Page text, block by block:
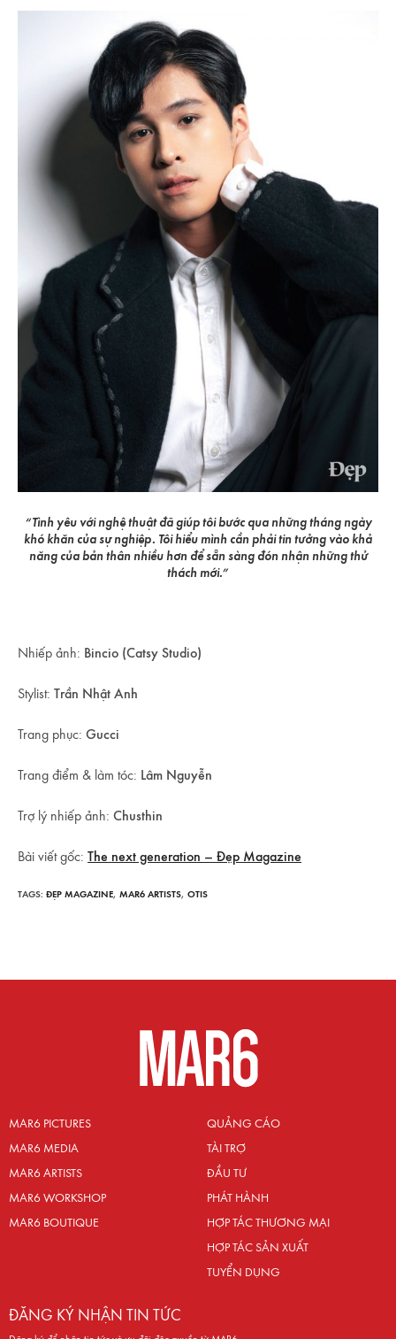
“Tình yêu với nghệ thuật đã giúp tôi bước qua những tháng ngày
khó khăn của sự nghiệp. Tôi hiểu mình cần phải tin tưởng vào khả
năng của bản thân nhiều hơn để sẵn sàng đón nhận những thử
thách mới.”
Nhiếp ảnh: Bincio (Catsy Studio)
Stylist: Trần Nhật Anh
Trang phục: Gucci
Trang điểm & làm tóc: Lâm Nguyễn
Trợ lý nhiếp ảnh: Chusthin
Bài viết gốc: The next generation – Đẹp Magazine
TAGS: ĐẸP MAGAZINE, MAR6 ARTISTS, OTIS
MAR6 PICTURES
MAR6 MEDIA
MAR6 ARTISTS
MAR6 WORKSHOP
MAR6 BOUTIQUE
QUẢNG CÁO
TÀI TRỢ
ĐẦU TƯ
PHÁT HÀNH
HỢP TÁC THƯƠNG MẠI
HỢP TÁC SẢN XUẤT
TUYỂN DỤNG
ĐĂNG KÝ NHẬN TIN TỨC